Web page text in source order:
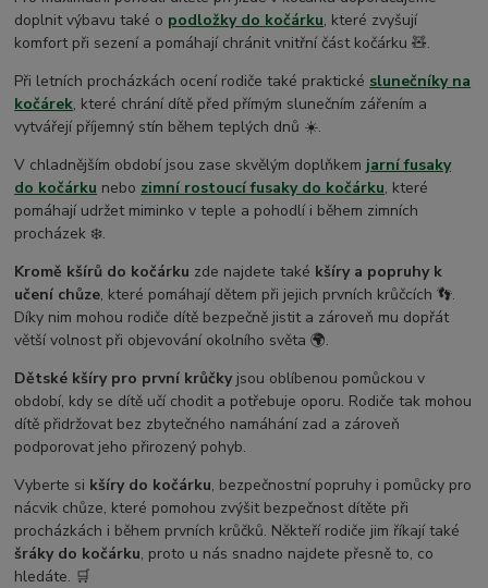
doplnit výbavu také o podložky do kočárku, které zvyšují
komfort při sezení a pomáhají chránit vnitřní část kočárku 🧸.
Při letních procházkách ocení rodiče také praktické slunečníky na
kočárek, které chrání dítě před přímým slunečním zářením a
vytvářejí příjemný stín během teplých dnů ☀️.
V chladnějším období jsou zase skvělým doplňkem jarní fusaky
do kočárku nebo zimní rostoucí fusaky do kočárku, které
pomáhají udržet miminko v teple a pohodlí i během zimních
procházek ❄️.
Kromě kšírů do kočárku zde najdete také kšíry a popruhy k
učení chůze, které pomáhají dětem při jejich prvních krůčcích 👣.
Díky nim mohou rodiče dítě bezpečně jistit a zároveň mu dopřát
větší volnost při objevování okolního světa 🌍.
Dětské kšíry pro první krůčkyjsou oblíbenou pomůckou v
období, kdy se dítě učí chodit a potřebuje oporu. Rodiče tak mohou
dítě přidržovat bez zbytečného namáhání zad a zároveň
podporovat jeho přirozený pohyb.
Vyberte si kšíry do kočárku, bezpečnostní popruhy i pomůcky pro
nácvik chůze, které pomohou zvýšit bezpečnost dítěte při
procházkách i během prvních krůčků. Někteří rodiče jim říkají také
šráky do kočárku, proto u nás snadno najdete přesně to, co
hledáte. 🛒